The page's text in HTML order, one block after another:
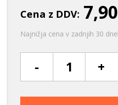
Cena z DDV:
Najnižja cena v zadnjih 30
- +